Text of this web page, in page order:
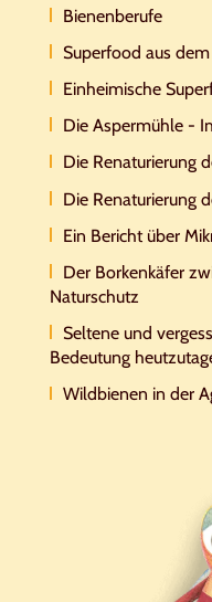
Bienenberufe
Superfood aus
Einheimische
Die Aspermühle -
Die Renaturierung
Die Renaturierung
Ein Bericht über
Der Borkenkäfer
Naturschutz
Seltene und
Bedeutung
Wildbienen in der